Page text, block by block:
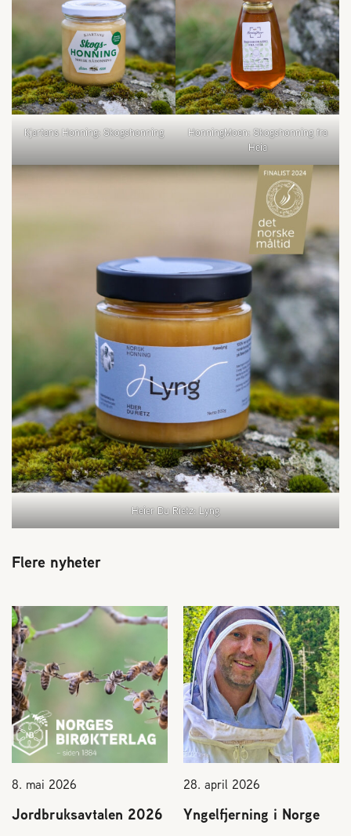
Kjartans Honning: Skogshonning
HonningMoen: Skogshonning fra
Heia
Heier Du Rietz: Lyng
Flere nyheter
8. mai 2026
Jordbruksavtalen 2026
28. april 2026
Yngelfjerning i Norge